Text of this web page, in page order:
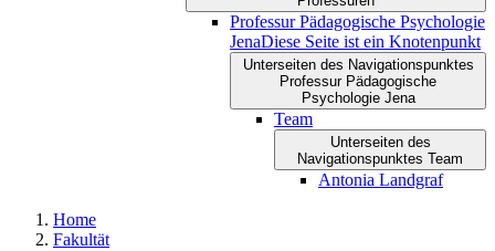
Professur Pädagogische Psychologie
JenaDiese Seite ist ein Knotenpunkt
Unterseiten des Navigationspunktes
Professur Pädagogische
Psychologie Jena
Team
Unterseiten des
Navigationspunktes Team
Antonia Landgraf
Home
Fakultät